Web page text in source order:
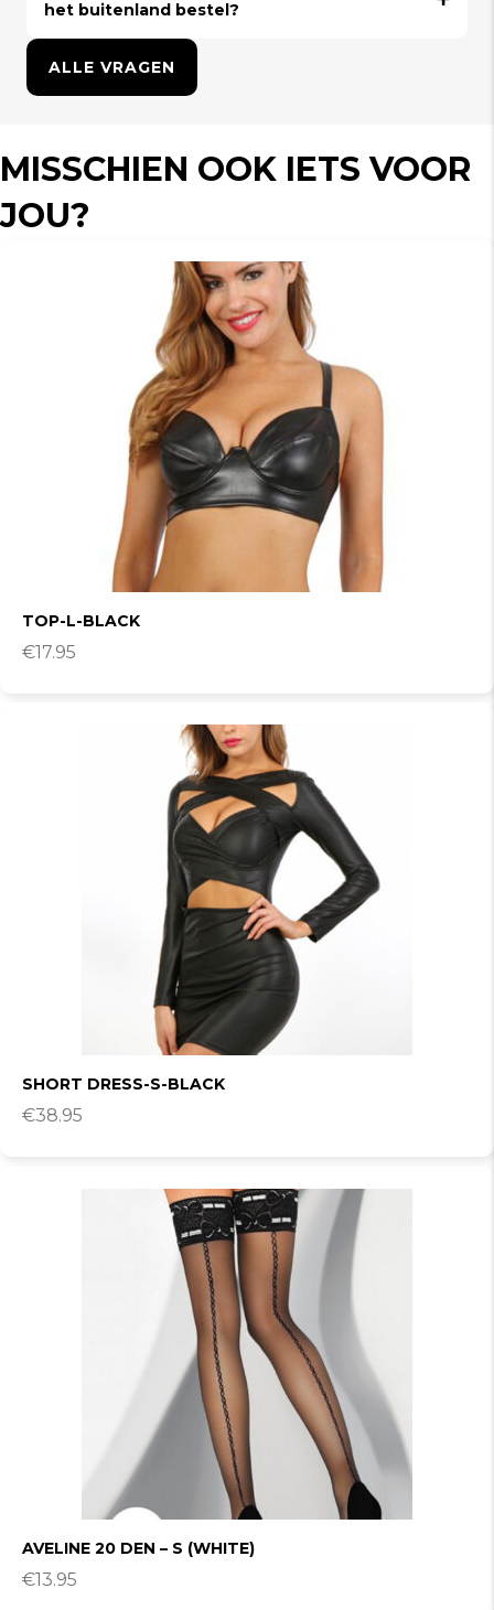
het buitenland bestel?
ALLE VRAGEN
MISSCHIEN OOK IETS VOOR
JOU?
TOP-L-BLACK
€17.95
SHORT DRESS-S-BLACK
€38.95
AVELINE 20 DEN – S (WHITE)
€13.95